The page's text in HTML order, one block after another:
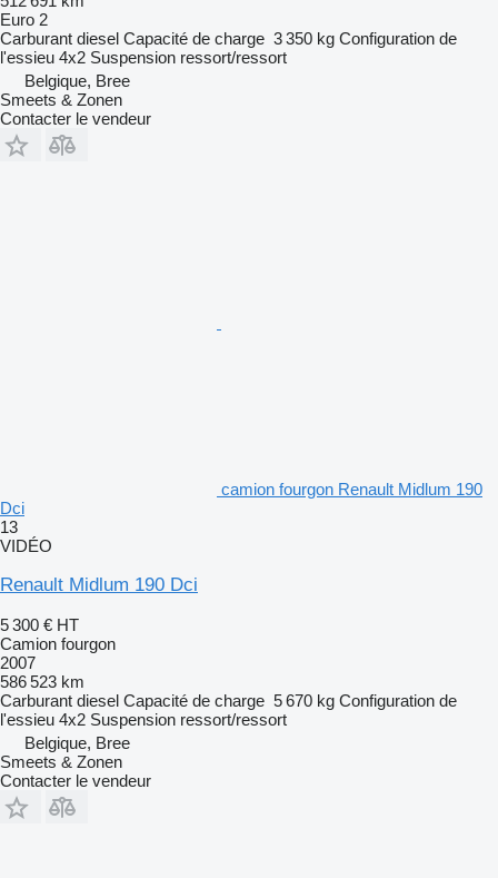
Euro 2
Carburant diesel Capacité de charge 3 350 kg Configuration de
l'essieu 4x2 Suspension ressort/ressort
Belgique, Bree
Smeets & Zonen
Contacter le vendeur
camion fourgon Renault Midlum 190
Dci
13
VIDÉO
Renault Midlum 190 Dci
5 300 € HT
Camion fourgon
2007
586 523 km
Carburant diesel Capacité de charge 5 670 kg Configuration de
l'essieu 4x2 Suspension ressort/ressort
Belgique, Bree
Smeets & Zonen
Contacter le vendeur